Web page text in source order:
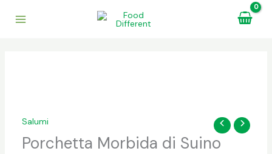
Salumi
Porchetta Morbida di Suino
Suino
Nostrano
Tronchetto